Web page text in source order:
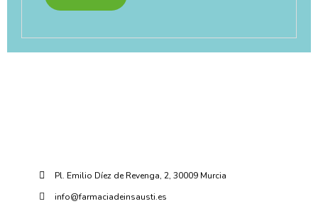
Pl. Emilio Díez de Revenga, 2, 30009 Murcia
info@farmaciadeinsausti.es